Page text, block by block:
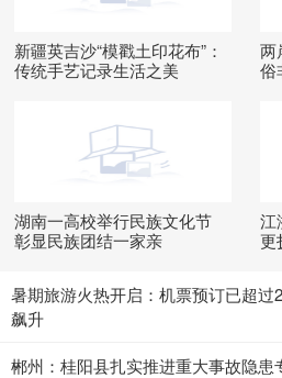
新疆英吉沙“模戳土印花布”：
传统手艺记录生活之美
两
俗
湖南一高校举行民族文化节
彰显民族团结一家亲
江
更
暑期旅游火热开启：机票预订已超
飙升
郴州：桂阳县扎实推进重大事故隐